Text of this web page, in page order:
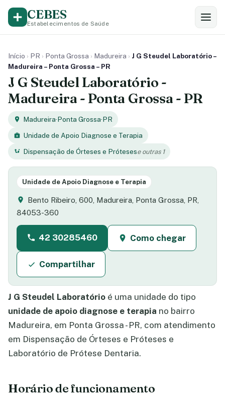
CEBES
Estabelecimentos de Saúde
Início › PR › Ponta Grossa › Madureira › J G Steudel Laboratório –
Madureira – Ponta Grossa – PR
J G Steudel Laboratório -
Madureira - Ponta Grossa - PR
Madureira·Ponta Grossa·PR
Unidade de Apoio Diagnose e Terapia
Dispensação de Órteses e Prótesese outras 1
Unidade de Apoio Diagnose e Terapia
Bento Ribeiro, 600, Madureira, Ponta Grossa, PR,
84053-360
42 30285460 Como chegar
Compartilhar
J G Steudel Laboratório é uma unidade do tipo
unidade de apoio diagnose e terapia no bairro
Madureira, em Ponta Grossa - PR, com atendimento
em Dispensação de Órteses e Próteses e
Laboratório de Prótese Dentaria.
Horário de funcionamento